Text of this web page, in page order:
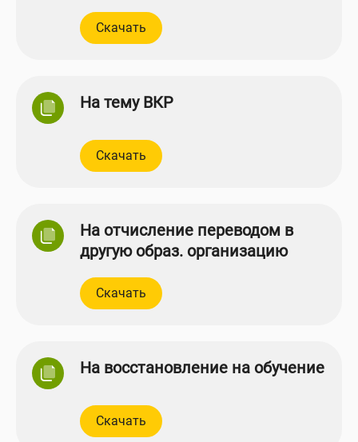
Скачать
На тему ВКР
Скачать
На отчисление переводом в
другую образ. организацию
Скачать
На восстановление на обучение
Скачать